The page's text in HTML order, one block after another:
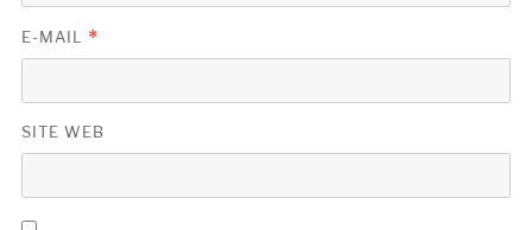
E-MAIL *
SITE WEB